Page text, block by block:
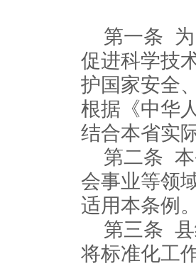
第一条
促进科学技
护国家安全
根据《中华
结合本省实
第二条
会事业等领
适用本条例
第三条
将标准化工